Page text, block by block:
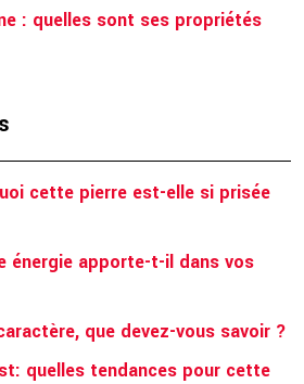
: quelles sont ses propriétés
cette pierre est-elle si prisée
énergie apporte-t-il dans vos
que devez-vous savoir ?
quelles tendances pour cette